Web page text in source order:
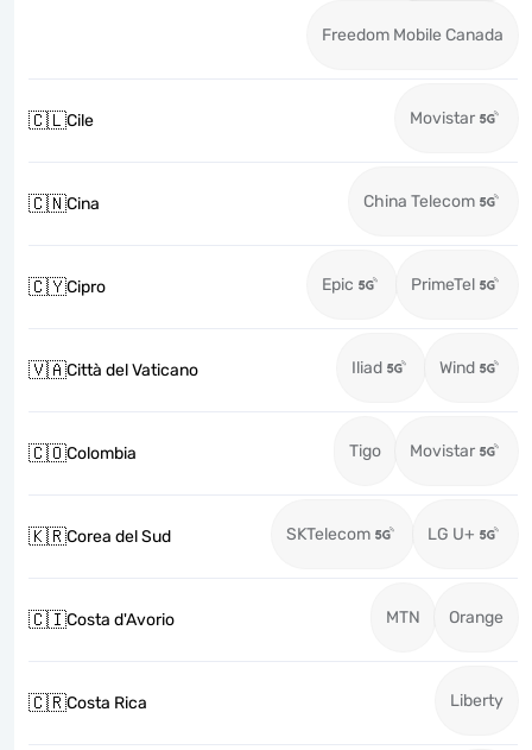
Freedom Mobile Canada
🇨🇱Cile Movistar
🇨🇳Cina China Telecom
🇨🇾Cipro Epic PrimeTel
🇻🇦Città del Vaticano Iliad Wind
🇨🇴Colombia Tigo Movistar
🇰🇷Corea del Sud SKTelecom LG U+
🇨🇮Costa d'Avorio MTN Orange
🇨🇷Costa Rica Liberty